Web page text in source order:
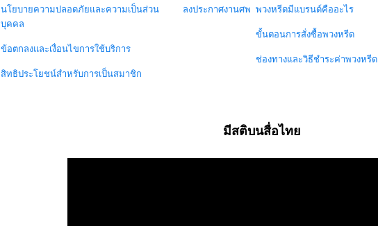
นโยบายความปลอดภัยและความเป็นส่วน
บุคคล
ข้อตกลงและเงื่อนไขการใช้บริการ
สิทธิประโยชน์สำหรับการเป็นสมาชิก
ลงประกาศงานศพ พวงหรีดมีแบรนด์คืออะไร
ขั้นตอนการสั่งซื้อพวงหรีด
ช่องทางและวิธีชำระค่าพวงหรีด
มีสติบนสื่อไทย